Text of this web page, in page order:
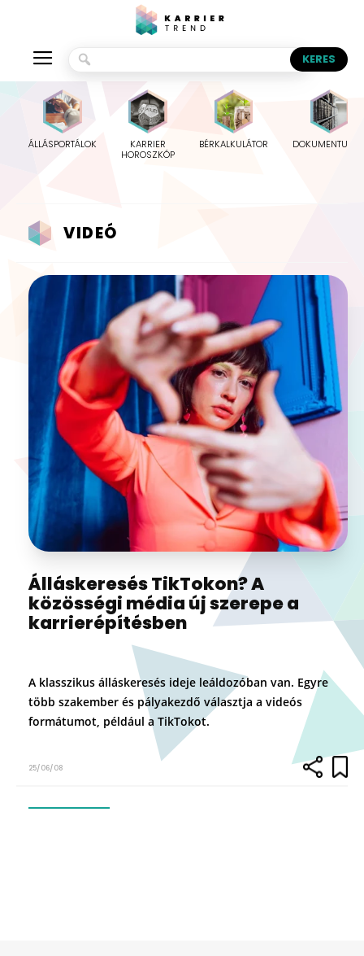
ÁLLÁSPORTÁLOK
KARRIER
HOROSZKÓP
BÉRKALKULÁTOR
VIDEÓ
Álláskeresés TikTokon? A
közösségi média új szerepe a
karrierépítésben
A klasszikus álláskeresés ideje leáldozóban van. Egyre
több szakember és pályakezdő választja a videós
formátumot, például a TikTokot.
25/06/08